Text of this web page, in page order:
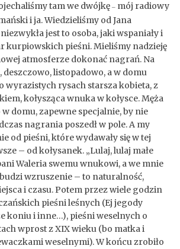
tam we dwójkę – mój radiowy
i ja. Wiedzieliśmy od Jana
jest to osoba, jaki wspaniały i
kurpiowskich pieśni. Mieliśmy nadzieję
atmosferze dokonać nagrań. Na
deszczowo, listopadowo, a w domu
wyrazistych rysach starsza kobieta, z
kołysząca wnuka w kołysce. Męża
w domu, zapewne specjalnie, by nie
nagrania poszedł w pole. A my
od pieśni, które wydawały się w tej
– od kołysanek. „Lulaj, lulaj małe
Waleria swemu wnukowi, a we mnie
wzruszenie – to naturalność,
i czasu. Potem przez wiele godzin
pieśni leśnych (Ej jegody
koniu i inne…), pieśni weselnych o
wprost z XIX wieku (bo matka i
weselnymi). W końcu zrobiło